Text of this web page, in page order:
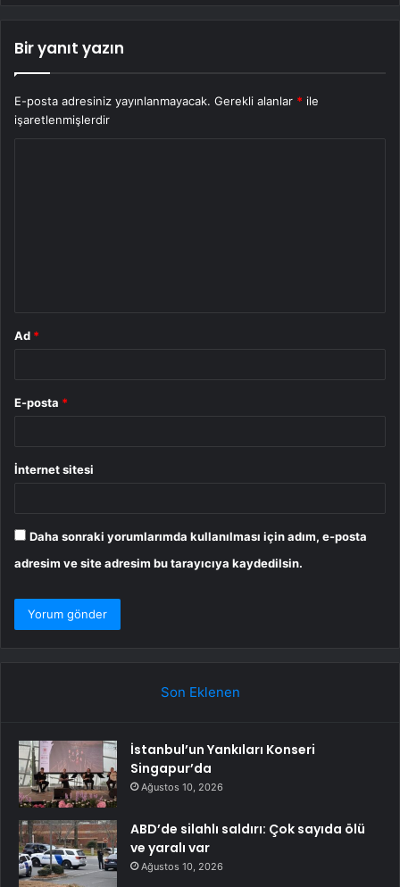
Bir yanıt yazın
E-posta adresiniz yayınlanmayacak. Gerekli alanlar * ile
işaretlenmişlerdir
Ad *
E-posta *
İnternet sitesi
Daha sonraki yorumlarımda kullanılması için adım, e-posta
adresim ve site adresim bu tarayıcıya kaydedilsin.
Son Eklenen
İstanbul’un Yankıları Konseri
Singapur’da
Ağustos 10, 2026
ABD’de silahlı saldırı: Çok sayıda ölü
ve yaralı var
Ağustos 10, 2026